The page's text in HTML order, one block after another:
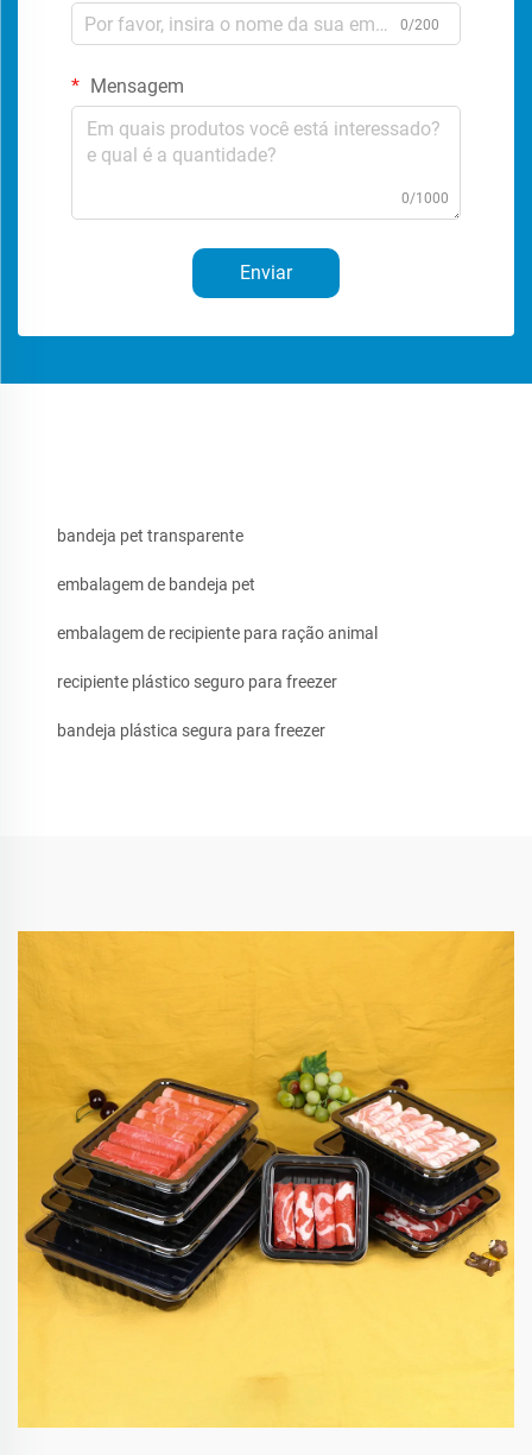
0/200
Mensagem
0/1000
Enviar
bandeja pet transparente
embalagem de bandeja pet
embalagem de recipiente para ração animal
recipiente plástico seguro para freezer
bandeja plástica segura para freezer